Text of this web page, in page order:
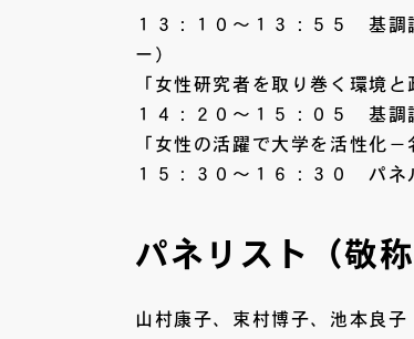
１３：１０～１３：５５ 基
ー）
「女性研究者を取り巻く環境と
１４：２０～１５：０５ 基
「女性の活躍で大学を活性化
１５：３０～１６：３０ パネ
パネリスト（敬称
山村康子、束村博子、池本良